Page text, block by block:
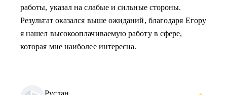
работы, указал на слабые и сильные стороны.
Результат оказался выше ожиданий, благодаря Егору
я нашел высокооплачиваемую работу в сфере,
которая мне наиболее интересна.
Руслан